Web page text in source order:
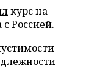
курс на
Россией.